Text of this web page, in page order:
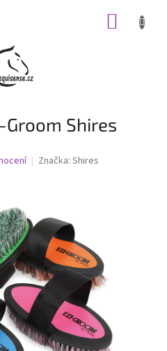
Shires
Značka: Shires